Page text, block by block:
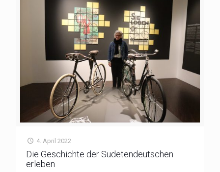
4. April 2022
Die Geschichte der Sudetendeutschen
erleben